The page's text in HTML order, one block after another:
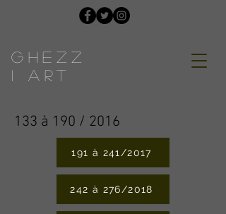
GHEZZ
I ART
133 à 190 / 2016
191 à 241/2017
242 à 276/2018